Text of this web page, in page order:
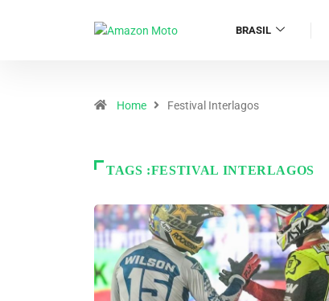
BRASIL
Home Festival Interlagos
TAGS :FESTIVAL INTERLAGOS